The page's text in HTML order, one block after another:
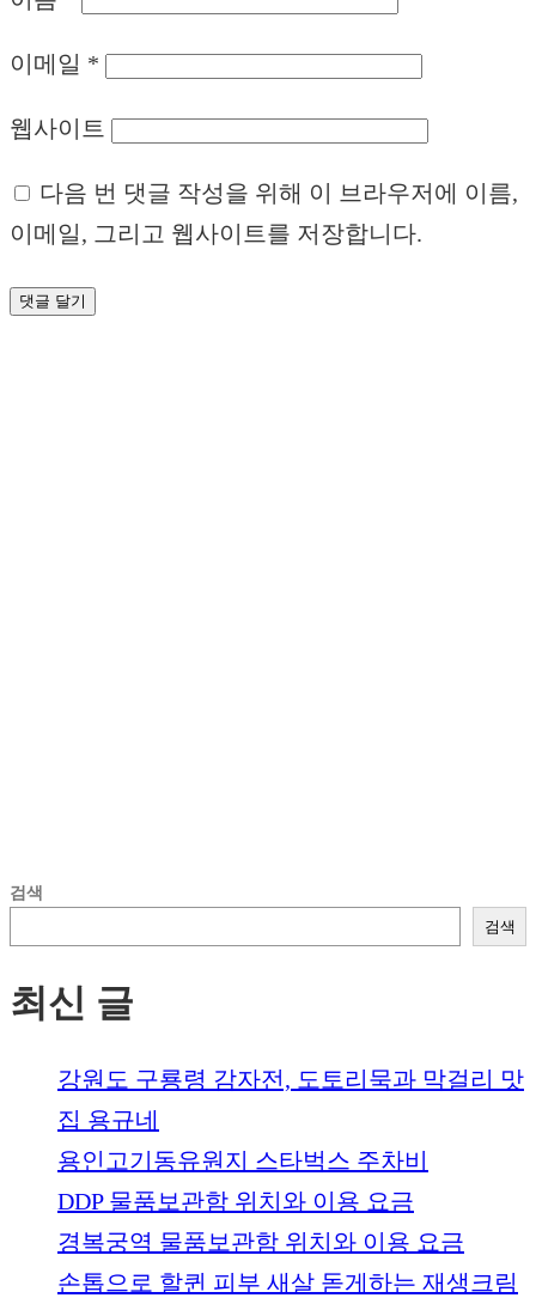
이메일 *
웹사이트
다음 번 댓글 작성을 위해 이 브라우저에 이름,
이메일, 그리고 웹사이트를 저장합니다.
검색
검색
최신 글
강원도 구룡령 감자전, 도토리묵과 막걸리 맛
집 용규네
용인고기동유원지 스타벅스 주차비
DDP 물품보관함 위치와 이용 요금
경복궁역 물품보관함 위치와 이용 요금
손톱으로 할퀸 피부 새살 돋게하는 재생크림